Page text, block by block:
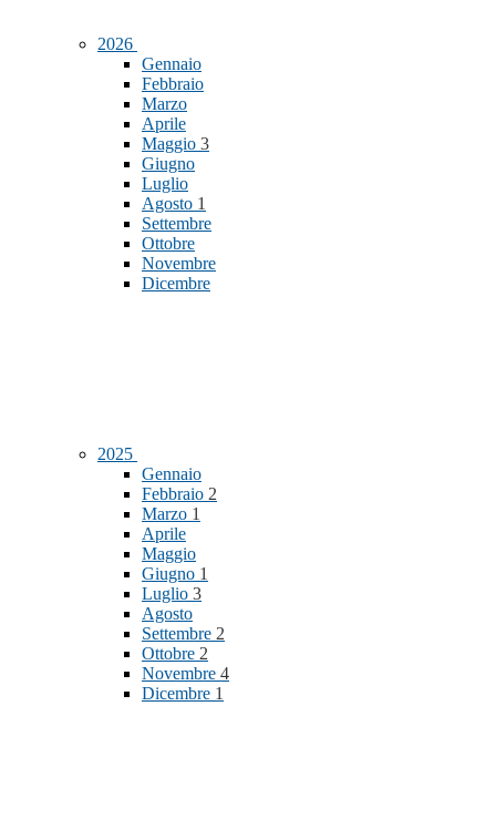
2026
Gennaio
Febbraio
Marzo
Aprile
Maggio 3
Giugno
Luglio
Agosto 1
Settembre
Ottobre
Novembre
Dicembre
2025
Gennaio
Febbraio 2
Marzo 1
Aprile
Maggio
Giugno 1
Luglio 3
Agosto
Settembre 2
Ottobre 2
Novembre 4
Dicembre 1